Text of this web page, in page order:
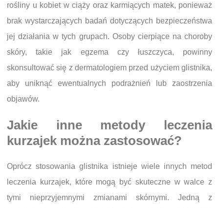
rośliny u kobiet w ciąży oraz karmiących matek, ponieważ
brak wystarczających badań dotyczących bezpieczeństwa
jej działania w tych grupach. Osoby cierpiące na choroby
skóry, takie jak egzema czy łuszczyca, powinny
skonsultować się z dermatologiem przed użyciem glistnika,
aby uniknąć ewentualnych podrażnień lub zaostrzenia
objawów.
Jakie inne metody leczenia
kurzajek można zastosować?
Oprócz stosowania glistnika istnieje wiele innych metod
leczenia kurzajek, które mogą być skuteczne w walce z
tymi nieprzyjemnymi zmianami skórnymi. Jedną z